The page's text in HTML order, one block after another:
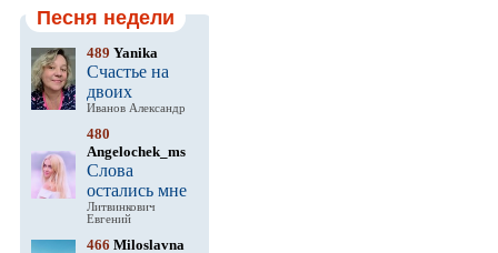
Песня недели
489 Yanika
Счастье на
двоих
Иванов Александр
480
Angelochek_ms
Слова
остались мне
Литвинкович
Евгений
466 Miloslavna